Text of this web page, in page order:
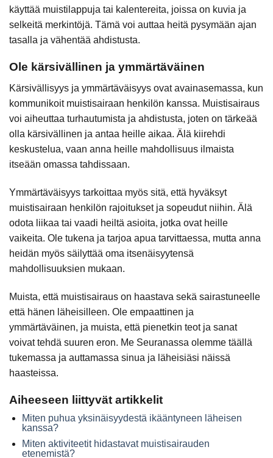
käyttää muistilappuja tai kalentereita, joissa on kuvia ja
selkeitä merkintöjä. Tämä voi auttaa heitä pysymään ajan
tasalla ja vähentää ahdistusta.
Ole kärsivällinen ja ymmärtäväinen
Kärsivällisyys ja ymmärtäväisyys ovat avainasemassa, kun
kommunikoit muistisairaan henkilön kanssa. Muistisairaus
voi aiheuttaa turhautumista ja ahdistusta, joten on tärkeää
olla kärsivällinen ja antaa heille aikaa. Älä kiirehdi
keskustelua, vaan anna heille mahdollisuus ilmaista
itseään omassa tahdissaan.
Ymmärtäväisyys tarkoittaa myös sitä, että hyväksyt
muistisairaan henkilön rajoitukset ja sopeudut niihin. Älä
odota liikaa tai vaadi heiltä asioita, jotka ovat heille
vaikeita. Ole tukena ja tarjoa apua tarvittaessa, mutta anna
heidän myös säilyttää oma itsenäisyytensä
mahdollisuuksien mukaan.
Muista, että muistisairaus on haastava sekä sairastuneelle
että hänen läheisilleen. Ole empaattinen ja
ymmärtäväinen, ja muista, että pienetkin teot ja sanat
voivat tehdä suuren eron. Me Seuranassa olemme täällä
tukemassa ja auttamassa sinua ja läheisiäsi näissä
haasteissa.
Aiheeseen liittyvät artikkelit
Miten puhua yksinäisyydestä ikääntyneen läheisen
kanssa?
Miten aktiviteetit hidastavat muistisairauden
etenemistä?